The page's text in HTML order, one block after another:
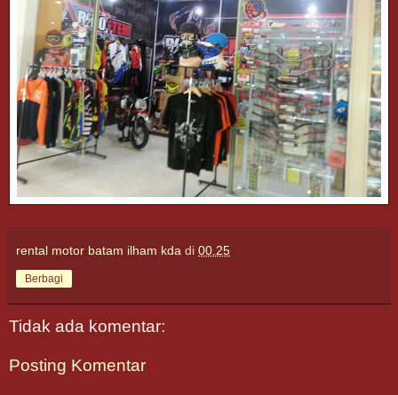
rental motor batam ilham kda di 00.25
Berbagi
Tidak ada komentar:
Posting Komentar